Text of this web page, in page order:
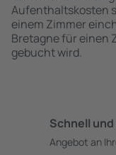
Aufenthaltskosten
einem Zimmer
Bretagne für einen
gebucht wird.
Schnell
Angebot an